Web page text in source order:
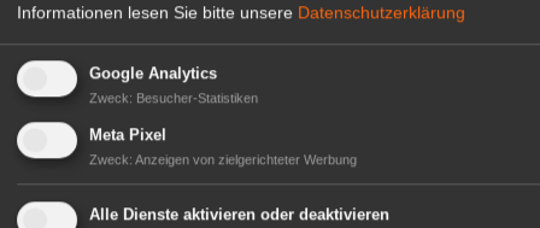
Provence
Ökokiste e.V.: 30 Jahre Bio ohne
Umwege
05:51
IPZ: Robert Knöferl übernimmt die
Leitung
Informationen lesen Sie bitte unsere Datenschutzerklärung
Google Analytics
Zweck: Besucher-Statistiken
Meta Pixel
Zweck: Anzeigen von zielgerichteter Werbung
Alle Dienste aktivieren oder deaktivieren